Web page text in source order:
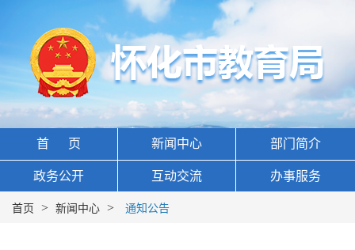
首 页 新闻中心 部门简介
政务公开 互动交流 办事服务
首页 > 新闻中心 > 通知公告